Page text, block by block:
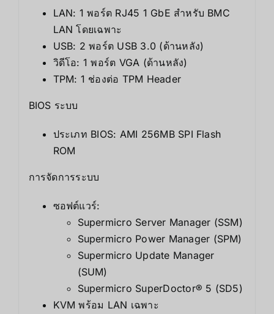
LAN: 1 พอร์ต RJ45 1 GbE สำหรับ BMC
LAN โดยเฉพาะ
USB: 2 พอร์ต USB 3.0 (ด้านหลัง)
วิดีโอ: 1 พอร์ต VGA (ด้านหลัง)
TPM: 1 ช่องต่อ TPM Header
BIOS ระบบ
ประเภท BIOS: AMI 256MB SPI Flash
ROM
การจัดการระบบ
ซอฟต์แวร์:
Supermicro Server Manager (SSM)
Supermicro Power Manager (SPM)
Supermicro Update Manager
(SUM)
Supermicro SuperDoctor® 5 (SD5)
KVM พร้อม LAN เฉพาะ